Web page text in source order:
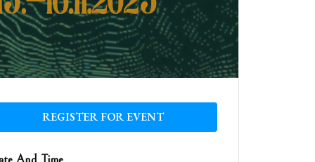
REGISTER FOR EVENT